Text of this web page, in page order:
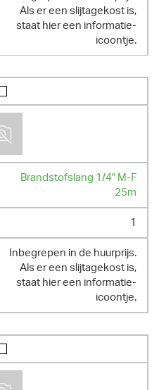
Als er een slijtagekost is,
staat hier een informatie-
icoontje.
Brandstofslang 1/4" M-F
25m
1
Inbegrepen in de huurprijs.
Als er een slijtagekost is,
staat hier een informatie-
icoontje.